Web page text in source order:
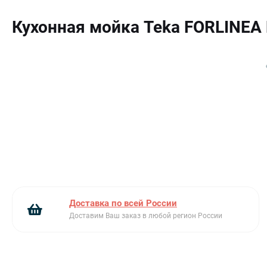
Кухонная мойка Teka
Доставка по всей России
Доставим Ваш заказ в любой регион России